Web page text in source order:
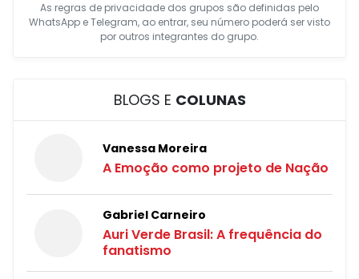
As regras de privacidade dos grupos são definidas pelo
WhatsApp e Telegram, ao entrar, seu número poderá ser visto
por outros integrantes do grupo.
BLOGS E COLUNAS
Vanessa Moreira
A Emoção como projeto de Nação
Gabriel Carneiro
Auri Verde Brasil: A frequência do
fanatismo